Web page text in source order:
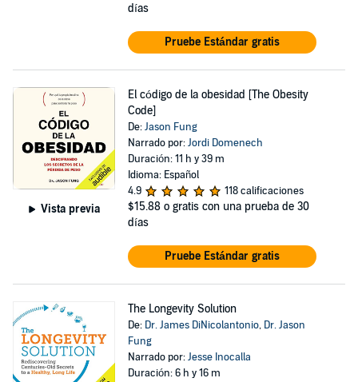
días
Pruebe Estándar gratis
Vista previa
El código de la obesidad [The Obesity
Code]
De:Jason Fung
Narrado por:Jordi Domenech
Duración: 11 h y 39 m
Idioma: Español
4.9
118 calificaciones
$15.88 o gratis con una prueba de 30
días
Pruebe Estándar gratis
The Longevity Solution
De: Dr. James DiNicolantonio, Dr. Jason
Fung
Narrado por:Jesse Inocalla
Duración: 6 h y 16 m